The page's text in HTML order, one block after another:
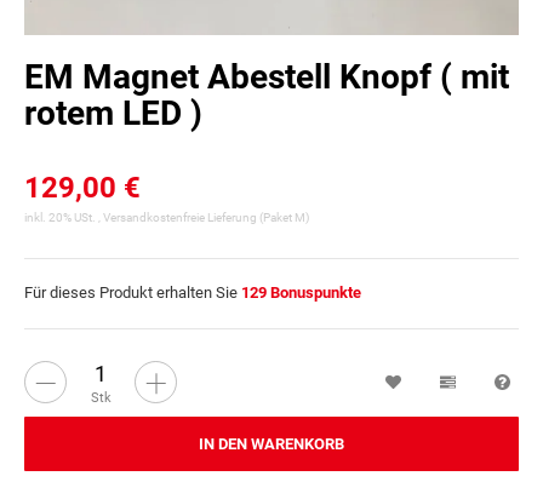
EM Magnet Abestell Knopf ( mit
rotem LED )
129,00 €
inkl. 20% USt. , Versandkostenfreie Lieferung (Paket M)
Für dieses Produkt erhalten Sie 129 Bonuspunkte
Stk
IN DEN WARENKORB
Wunschzettel